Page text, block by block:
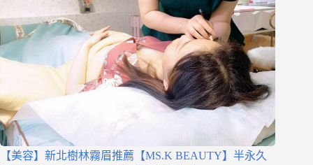
【美容】新北樹林霧眉推薦【MS.K BEAUTY】半永久